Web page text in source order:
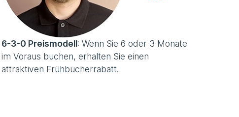
6-3-0 Preismodell: Wenn Sie 6 oder 3 Monate
im Voraus buchen, erhalten Sie einen
attraktiven Frühbucherrabatt.